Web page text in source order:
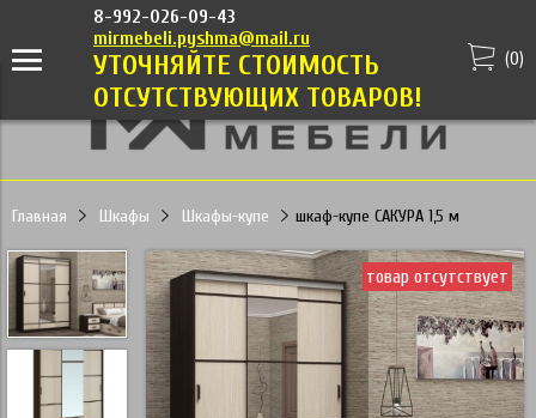
8-992-026-09-43
mirmebeli.pyshma@mail.ru
УТОЧНЯЙТЕ СТОИМОСТЬ
ОТСУТСТВУЮЩИХ ТОВАРОВ!
(0)
Главная Шкафы Шкафы-купе шкаф-купе САКУРА 1,5 м
товар отсутствует